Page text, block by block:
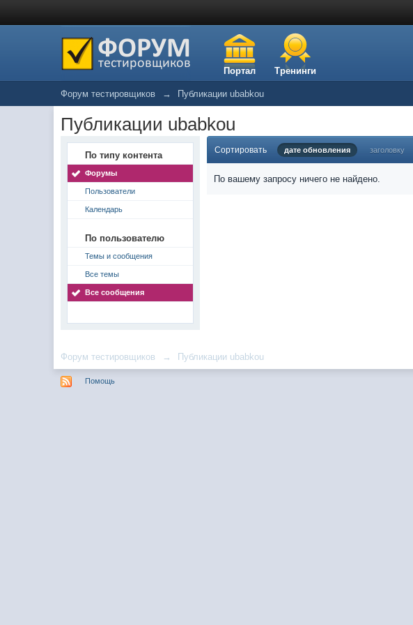
Портал Тренинги
Форум тестировщиков → Публикации ubabkou
Публикации ubabkou
По типу контента
Форумы
Пользователи
Календарь
По пользователю
Темы и сообщения
Все темы
Все сообщения
Сортировать дате обновления заголовку
По вашему запросу ничего не найдено.
Форум тестировщиков → Публикации ubabkou
Помощь